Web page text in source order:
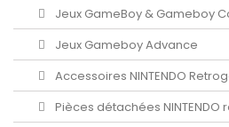
Jeux GameBoy & Gameboy
Jeux Gameboy Advance
Accessoires NINTENDO
Pièces détachées NINTENDO